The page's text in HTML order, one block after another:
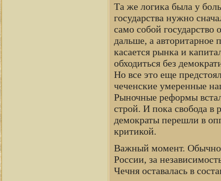
Та же логика была у
государства нужно
само собой государство
дальше, а авторитарное
касается рынка и
обходиться без
Но все это еще
чеченские умеренные
Рыночные реформы
строй. И пока свобода в
демократы перешли в
критикой.
Важный момент. Обычно
России, за
Чечня оставалась в